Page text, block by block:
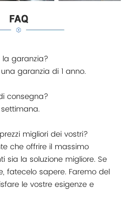
la garanzia?
garanzia di 1 anno.
consegna?
migliori dei vostri?
che offrire il massimo
sia la soluzione migliore. Se
fatecelo sapere. Faremo del
le vostre esigenze e